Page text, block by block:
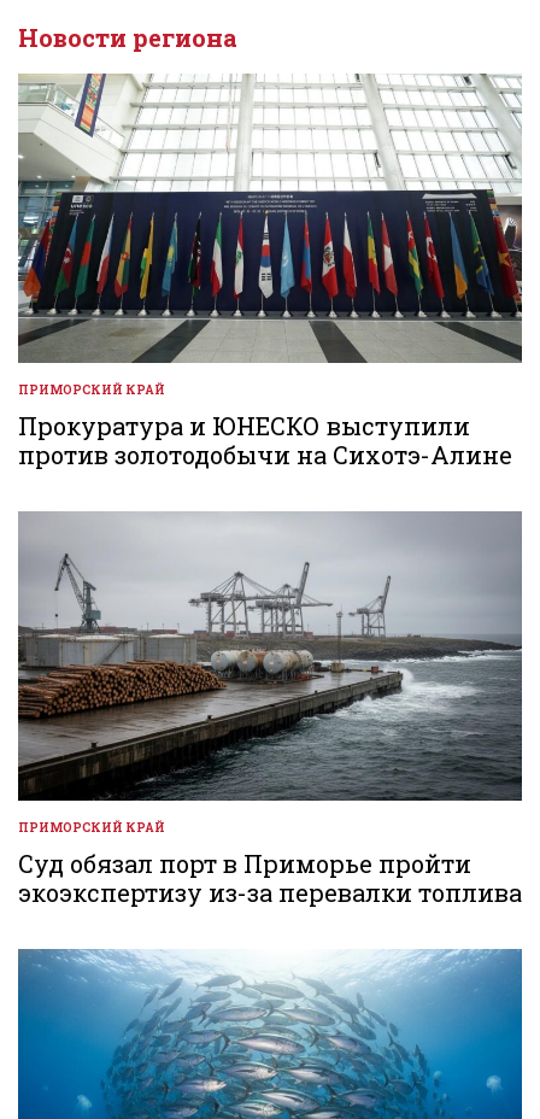
Новости региона
ОПУБЛИКОВАНО
В
ПРИМОРСКИЙ КРАЙ
Прокуратура и ЮНЕСКО выступили
против золотодобычи на Сихотэ-Алине
ОПУБЛИКОВАНО
В
ПРИМОРСКИЙ КРАЙ
Суд обязал порт в Приморье пройти
экоэкспертизу из-за перевалки топлива